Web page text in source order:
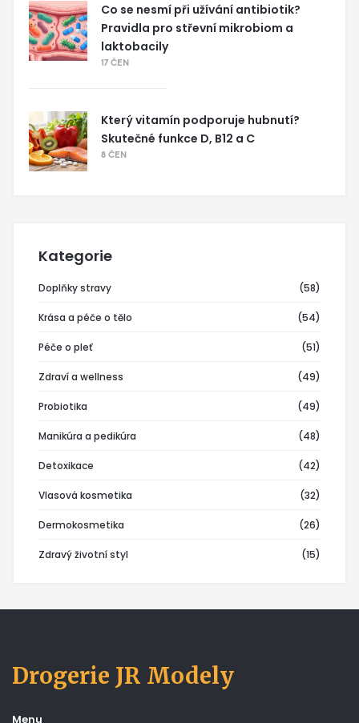
Co se nesmí při užívání antibiotik?
Pravidla pro střevní mikrobiom a
laktobacily
17 ČEN
Který vitamín podporuje hubnutí?
Skutečné funkce D, B12 a C
8 ČEN
Kategorie
Doplňky stravy (58)
Krása a péče o tělo (54)
Péče o pleť (51)
Zdraví a wellness (49)
Probiotika (49)
Manikúra a pedikúra (48)
Detoxikace (42)
Vlasová kosmetika (32)
Dermokosmetika (26)
Zdravý životní styl (15)
Drogerie JR Modely
Menu